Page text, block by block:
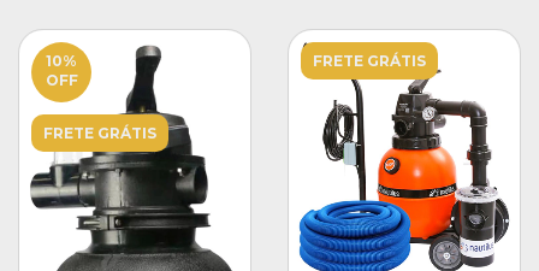
10%
OFF
FRETE GRÁTIS
FRETE GRÁTIS